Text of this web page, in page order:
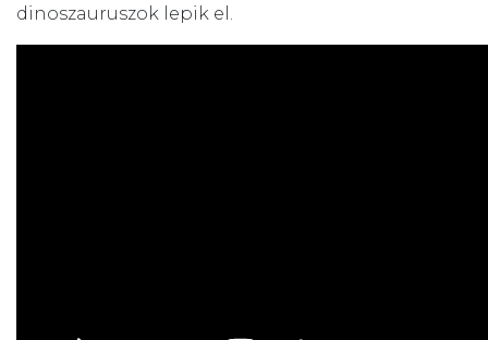
dinoszauruszok lepik el.